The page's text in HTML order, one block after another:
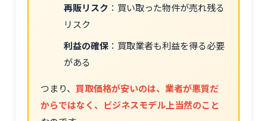
再販リスク ：買い取った物件が売れ残る
リスク
利益の確保 ：買取業者も利益を得る必要
がある
つまり、 買取価格が安いのは、業者が悪質だ
からではなく、ビジネスモデル上当然のこと